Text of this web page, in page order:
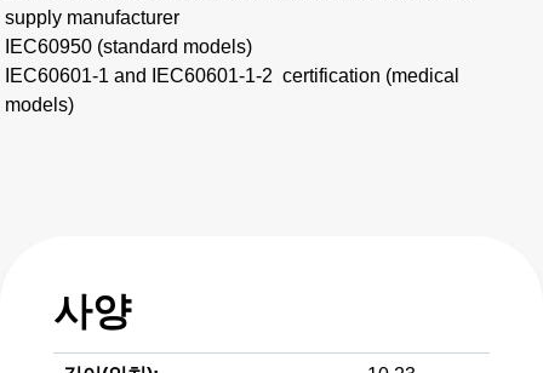
supply manufacturer
IEC60950 (standard models)​
IEC60601-1 and IEC60601-1-2 certification (medical
models)
사양